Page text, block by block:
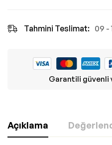
Tahmini Teslimat: 09 -
Garantili güvenli
Açıklama